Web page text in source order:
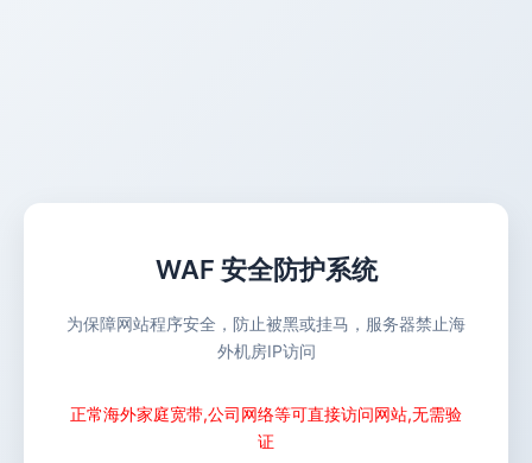
WAF 安全防护系统
为保障网站程序安全，防止被黑或挂马，服务器禁止海
外机房IP访问
正常海外家庭宽带,公司网络等可直接访问网站,无需验
证